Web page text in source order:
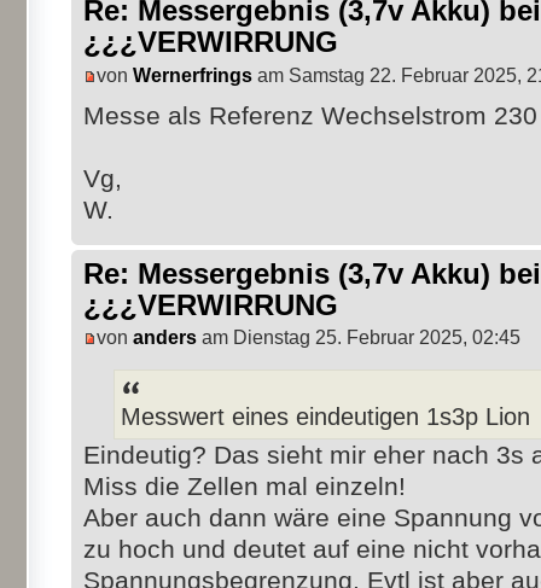
Re: Messergebnis (3,7v Akku)
¿¿¿VERWIRRUNG
von Wernerfrings am Samstag 22. Februar 2025,
Messe als Referenz Wechselstrom 230
Vg,
W.
Re: Messergebnis (3,7v Akku)
¿¿¿VERWIRRUNG
von anders am Dienstag 25. Februar 2025, 02:45
Messwert eines eindeutigen 1s3p Lion
Eindeutig? Das sieht mir eher nach 3s
Miss die Zellen mal einzeln!
Aber auch dann wäre eine Spannung
zu hoch und deutet auf eine nicht
Spannungsbegrenzung. Evtl ist aber